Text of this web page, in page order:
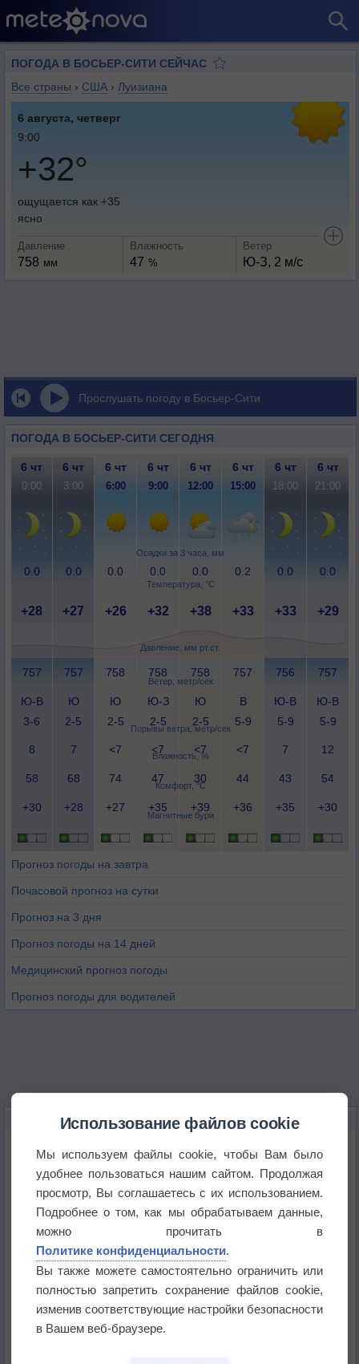
ПОГОДА В БОСЬЕР-СИТИ СЕЙЧАС
Все страны › США › Луизиана
6 августа, четверг
9:00
+32°
ощущается как +35
ясно
Давление
758 мм
Влажность
47 %
Ветер
Ю-З, 2 м/с
Прослушать погоду в Босьер-Сити
ПОГОДА В БОСЬЕР-СИТИ СЕГОДНЯ
Осадки за 3 часа, мм
Температура, °C
Давление, мм рт.ст.
Ветер, метр/сек
Порывы ветра, метр/сек
Влажность, %
Комфорт, °C
Магнитные бури
6 чт 6 чт 6 чт 6 чт 6 чт 6 чт 6 чт 6 чт
0:00 3:00 6:00 9:00 12:00 15:00 18:00 21:00
0.0 0.0 0.0 0.0 0.0 0.2 0.0 0.0
+28 +27 +26 +32 +38 +33 +33 +29
757 757 758 758 758 757 756 757
Ю-В
3-6
Ю
2-5
Ю
2-5
Ю-З
2-5
Ю
2-5
В
5-9
Ю-В
5-9
Ю-В
5-9
8 7 <7 <7 <7 <7 7 12
58 68 74 47 30 44 43 54
+30 +28 +27 +35 +39 +36 +35 +30
Прогноз погоды на завтра
Почасовой прогноз на сутки
Прогноз на 3 дня
Прогноз погоды на 14 дней
Медицинский прогноз погоды
Прогноз погоды для водителей
НОВОЕ О ПОГОДЕ
Приложение построит маршрут через тень
Атмосфера начала замерзать
В Приморье обнаружены морские волны тепла
Изменение климата повлияло на ареал обитания
Использование файлов cookie
Мы используем файлы cookie, чтобы Вам было
удобнее пользоваться нашим сайтом. Продолжая
просмотр, Вы соглашаетесь с их использованием.
Подробнее о том, как мы обрабатываем данные,
можно прочитать в
Политике конфиденциальности.
Вы также можете самостоятельно ограничить или
полностью запретить сохранение файлов cookie,
изменив соответствующие настройки безопасности
в Вашем веб-браузере.